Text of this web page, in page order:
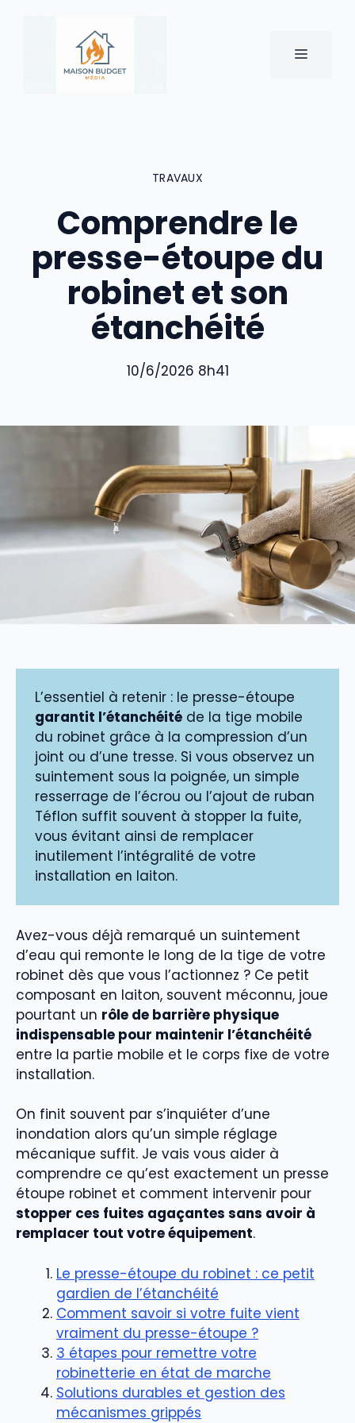
MENU
TRAVAUX
Comprendre le
presse-étoupe du
robinet et son
étanchéité
10/6/2026 8h41
L’essentiel à retenir : le presse-étoupe
garantit l’étanchéité de la tige mobile
du robinet grâce à la compression d’un
joint ou d’une tresse. Si vous observez un
suintement sous la poignée, un simple
resserrage de l’écrou ou l’ajout de ruban
Téflon suffit souvent à stopper la fuite,
vous évitant ainsi de remplacer
inutilement l’intégralité de votre
installation en laiton.
Avez-vous déjà remarqué un suintement
d’eau qui remonte le long de la tige de votre
robinet dès que vous l’actionnez ? Ce petit
composant en laiton, souvent méconnu, joue
pourtant un rôle de barrière physique
indispensable pour maintenir l’étanchéité
entre la partie mobile et le corps fixe de votre
installation.
On finit souvent par s’inquiéter d’une
inondation alors qu’un simple réglage
mécanique suffit. Je vais vous aider à
comprendre ce qu’est exactement un presse
étoupe robinet et comment intervenir pour
stopper ces fuites agaçantes sans avoir à
remplacer tout votre équipement.
Le presse-étoupe du robinet : ce petit
gardien de l’étanchéité
Comment savoir si votre fuite vient
vraiment du presse-étoupe ?
3 étapes pour remettre votre
robinetterie en état de marche
Solutions durables et gestion des
mécanismes grippés